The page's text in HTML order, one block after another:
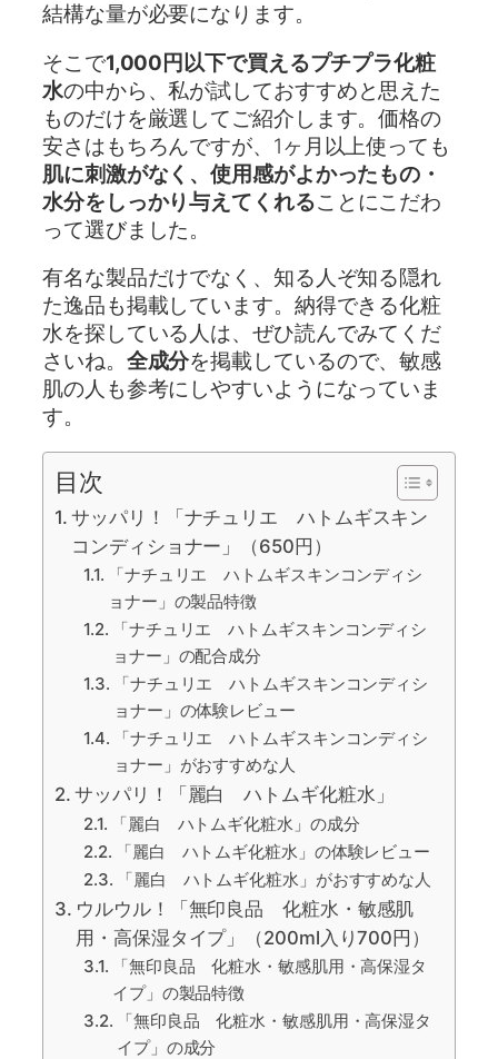
結構な量が必要になります。
そこで1,000円以下で買えるプチプラ化粧
水の中から、私が試しておすすめと思えた
ものだけを厳選してご紹介します。価格の
安さはもちろんですが、1ヶ月以上使っても
肌に刺激がなく、使用感がよかったもの・
水分をしっかり与えてくれることにこだわ
って選びました。
有名な製品だけでなく、知る人ぞ知る隠れ
た逸品も掲載しています。納得できる化粧
水を探している人は、ぜひ読んでみてくだ
さいね。 全成分を掲載しているので、敏感
肌の人も参考にしやすいようになっていま
す。
目次
サッパリ！「ナチュリエ ハトムギスキン
コンディショナー」（650円）
「ナチュリエ ハトムギスキンコンディシ
ョナー」の製品特徴
「ナチュリエ ハトムギスキンコンディシ
ョナー」の配合成分
「ナチュリエ ハトムギスキンコンディシ
ョナー」の体験レビュー
「ナチュリエ ハトムギスキンコンディシ
ョナー」がおすすめな人
サッパリ！「麗白 ハトムギ化粧水」
「麗白 ハトムギ化粧水」の成分
「麗白 ハトムギ化粧水」の体験レビュー
「麗白 ハトムギ化粧水」がおすすめな人
ウルウル！「無印良品 化粧水・敏感肌
用・高保湿タイプ」（200ml入り700円）
「無印良品 化粧水・敏感肌用・高保湿タ
イプ」の製品特徴
「無印良品 化粧水・敏感肌用・高保湿タ
イプ」の成分